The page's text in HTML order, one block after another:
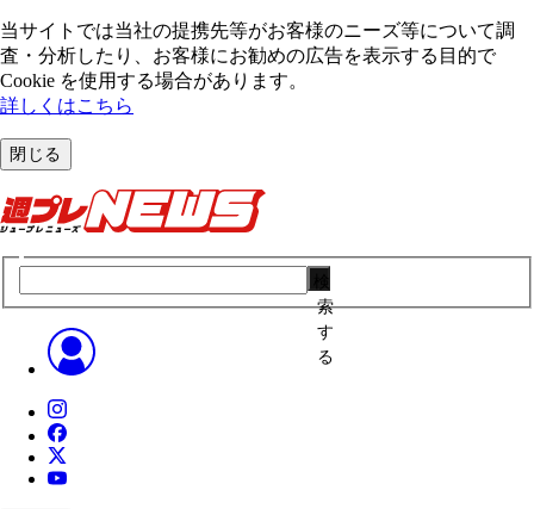
当サイトでは当社の提携先等がお客様のニーズ等について調
査・分析したり、お客様にお勧めの広告を表⽰する⽬的で
Cookie を使⽤する場合があります。
詳しくはこちら
閉じる
索
す
る